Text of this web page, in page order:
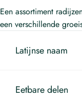
Een assortiment
een verschillende
Latijnse naam
Eetbare delen